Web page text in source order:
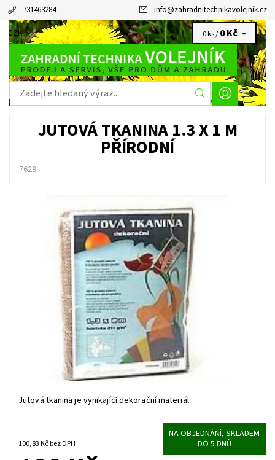
731463284 info@zahradnitechnikavolejnik.cz
CZK 0 ks / 0 Kč
JUTOVÁ TKANINA 1.3 X 1 M
PŘÍRODNÍ
7629
Jutová tkanina je vynikající dekorační materiál
100,83 Kč bez DPH
NA OBJEDNÁNÍ, SKLADEM
DO 5 DNŮ